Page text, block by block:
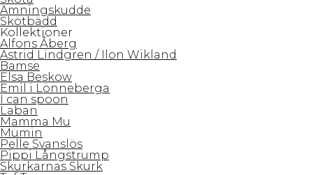
Amningskudde
Skötbädd
Kollektioner
Alfons Åberg
Astrid Lindgren / Ilon Wikland
Bamse
Elsa Beskow
Emil i Lönneberga
I can spoon
Laban
Mamma Mu
Mumin
Pelle Svanslös
Pippi Långstrump
Skurkarnas Skurk